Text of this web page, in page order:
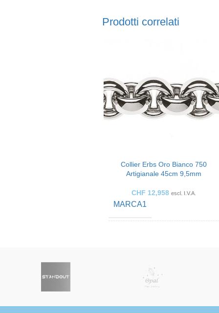
Prodotti correlati
Collier Erbs Oro Bianco 750
Artigianale 45cm 9,5mm
CHF 12,958 escl. I.V.A.
MARCA1
ARTE DEI
GIOIELLI